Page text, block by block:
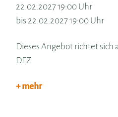
22.02.2027 19:00 Uhr
bis 22.02.2027 19:00 Uhr
Dieses Angebot richtet
DEZ
+ mehr